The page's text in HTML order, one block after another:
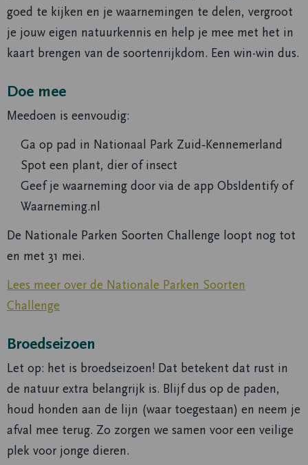
goed te kijken en je waarnemingen te delen, vergroot
je jouw eigen natuurkennis en help je mee met het in
kaart brengen van de soortenrijkdom. Een win-win dus.
Doe mee
Meedoen is eenvoudig:
Ga op pad in Nationaal Park Zuid‑Kennemerland
Spot een plant, dier of insect
Geef je waarneming door via de app ObsIdentify of
Waarneming.nl
De Nationale Parken Soorten Challenge loopt nog tot
en met 31 mei.
Lees meer over de Nationale Parken Soorten
Challenge
Broedseizoen
Let op: het is broedseizoen! Dat betekent dat rust in
de natuur extra belangrijk is. Blijf dus op de paden,
houd honden aan de lijn (waar toegestaan) en neem je
afval mee terug. Zo zorgen we samen voor een veilige
plek voor jonge dieren.